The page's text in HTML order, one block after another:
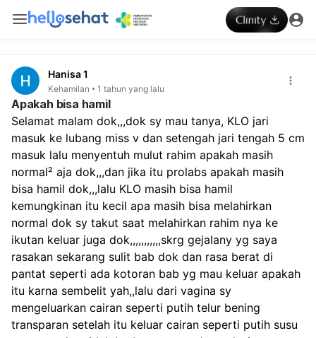
Hanisa 1
Kehamilan 1 tahun yang lalu
Apakah bisa hamil
Selamat malam dok,,,dok sy mau tanya, KLO jari
masuk ke lubang miss v dan setengah jari tengah 5 cm
masuk lalu menyentuh mulut rahim apakah masih
normal² aja dok,,,dan jika itu prolabs apakah masih
bisa hamil dok,,,lalu KLO masih bisa hamil
kemungkinan itu kecil apa masih bisa melahirkan
normal dok sy takut saat melahirkan rahim nya ke
ikutan keluar juga dok,,,,,,,,,,,skrg gejalany yg saya
rasakan sekarang sulit bab dok dan rasa berat di
pantat seperti ada kotoran bab yg mau keluar apakah
itu karna sembelit yah,,lalu dari vagina sy
mengeluarkan cairan seperti putih telur bening
transparan setelah itu keluar cairan seperti putih susu